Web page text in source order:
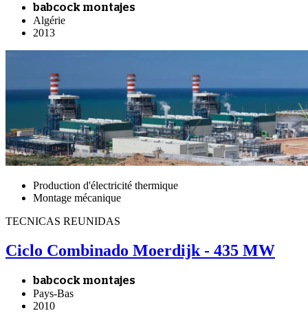
babcock montajes
Algérie
2013
Production d'électricité thermique
Montage mécanique
TECNICAS REUNIDAS
Ciclo Combinado Moerdijk - 435 MW
babcock montajes
Pays-Bas
2010